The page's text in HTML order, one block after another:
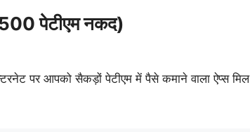
पेटीएम नकद)
पर आपको सैकड़ों पेटीएम में पैसे कमाने वाला ऐप्स मिल